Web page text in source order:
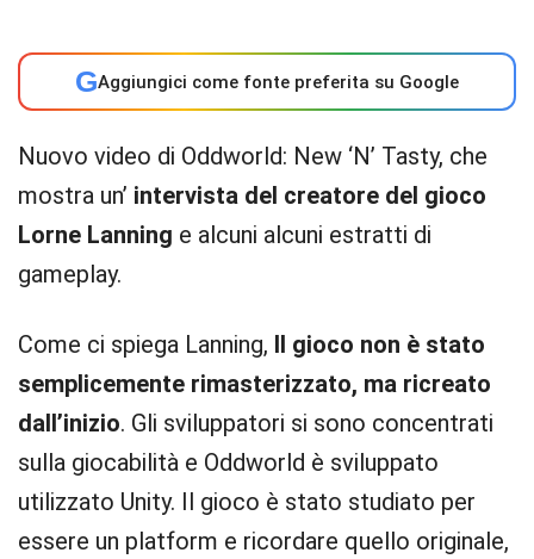
GAggiungici come fonte preferita su Google
Nuovo video di Oddworld: New ‘N’ Tasty, che
mostra un’ intervista del creatore del gioco
Lorne Lanning e alcuni alcuni estratti di
gameplay.
Come ci spiega Lanning, Il gioco non è stato
semplicemente rimasterizzato, ma ricreato
dall’inizio. Gli sviluppatori si sono concentrati
sulla giocabilità e Oddworld è sviluppato
utilizzato Unity. Il gioco è stato studiato per
essere un platform e ricordare quello originale,